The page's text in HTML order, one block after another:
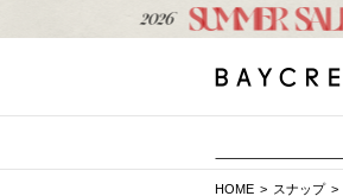
HOME スナップ